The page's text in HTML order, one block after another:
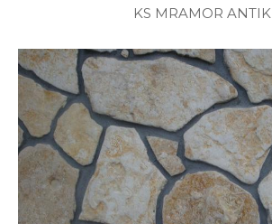
KS MRAMOR ANTIK